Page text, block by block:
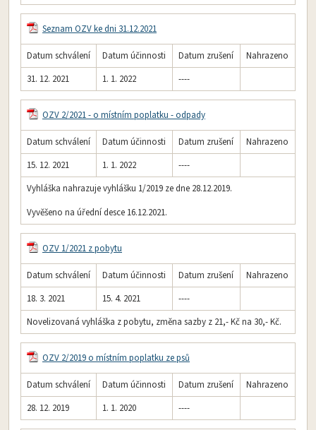
Seznam OZV ke dni 31.12.2021
Datum schválení Datum účinnosti Datum zrušení
Nahrazeno
31. 12. 2021
1. 1. 2022 ----
OZV 2/2021 - o místním poplatku - odpady
Datum schválení Datum účinnosti Datum zrušení
Nahrazeno
15. 12. 2021
1. 1. 2022
----
Vyhláška nahrazuje vyhlášku 1/2019 ze dne 28.12.2019.
Vyvěšeno na úřední desce 16.12.2021.
OZV 1/2021 z pobytu
Datum schválení Datum účinnosti Datum zrušení
Nahrazeno
18. 3. 2021
15. 4. 2021
----
Novelizovaná vyhláška z pobytu, změna sazby z 21,- Kč na 30,- Kč.
OZV 2/2019 o místním poplatku ze psů
Datum schválení Datum účinnosti Datum zrušení
Nahrazeno
28. 12. 2019
1. 1. 2020 ----